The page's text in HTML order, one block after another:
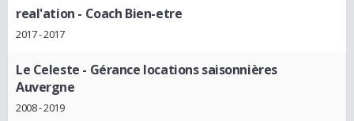
real'ation - Coach Bien-etre
2017 - 2017
Le Celeste - Gérance locations saisonnières
Auvergne
2008 - 2019